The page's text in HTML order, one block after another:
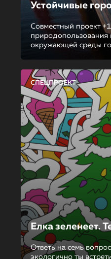
Устойчивые
Совместный проект
природопользования
окружающей среды
СПЕЦПРОЕКТ
Елка зеленеет.
Ответь на семь
экологично ты